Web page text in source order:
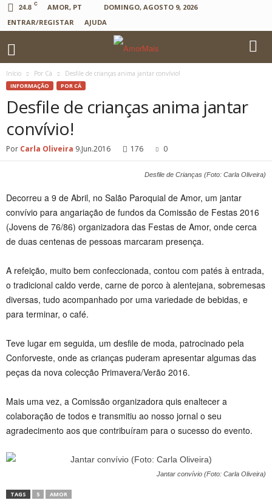
24.8 C AMOR, PT
DOMINGO, AGOSTO 9, 2026
ENTRAR/REGISTAR
AJUDA
Início Por Cá Desfile de crianças anima jantar convívio!
INFORMAÇÃO POR CÁ
Desfile de crianças anima jantar
convívio!
Por Carla Oliveira 9.Jun.2016 176 0
Desfile de Crianças (Foto: Carla Oliveira)
Decorreu a 9 de Abril, no Salão Paroquial de Amor, um jantar
convívio para angariação de fundos da Comissão de Festas 2016
(Jovens de 76/86) organizadora das Festas de Amor, onde cerca
de duas centenas de pessoas marcaram presença.
A refeição, muito bem confeccionada, contou com patés à entrada,
o tradicional caldo verde, carne de porco à alentejana, sobremesas
diversas, tudo acompanhado por uma variedade de bebidas, e
para terminar, o café.
Teve lugar em seguida, um desfile de moda, patrocinado pela
Conforveste, onde as crianças puderam apresentar algumas das
peças da nova colecção Primavera/Verão 2016.
Mais uma vez, a Comissão organizadora quis enaltecer a
colaboração de todos e transmitiu ao nosso jornal o seu
agradecimento aos que contribuíram para o sucesso do evento.
Jantar convívio (Foto: Carla Oliveira)
TAGS 5 AMOR